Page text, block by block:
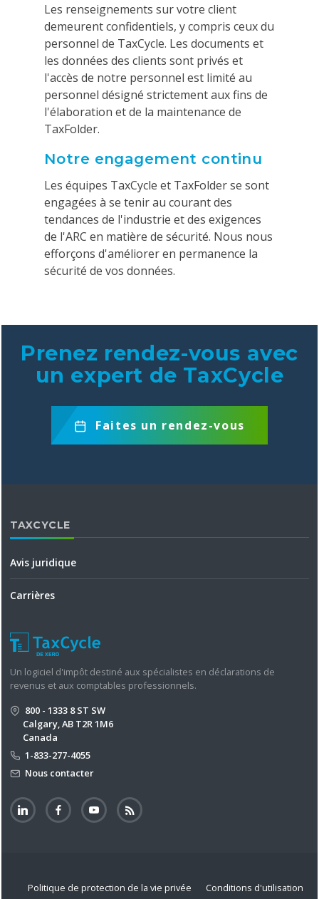
Les renseignements sur votre client
demeurent confidentiels, y compris ceux du
personnel de TaxCycle. Les documents et
les données des clients sont privés et
l'accès de notre personnel est limité au
personnel désigné strictement aux fins de
l'élaboration et de la maintenance de
TaxFolder.
Notre engagement continu
Les équipes TaxCycle et TaxFolder se sont
engagées à se tenir au courant des
tendances de l'industrie et des exigences
de l'ARC en matière de sécurité. Nous nous
efforçons d'améliorer en permanence la
sécurité de vos données.
Prenez rendez-vous avec
un expert de TaxCycle
Faites un rendez-vous
TAXCYCLE
Avis juridique
Carrières
Un logiciel d'impôt destiné aux spécialistes en déclarations de
revenus et aux comptables professionnels.
800 - 1333 8 ST SW
Calgary, AB T2R 1M6
Canada
1-833-277-4055
Nous contacter
Politique de protection de la vie privée Conditions d'utilisation